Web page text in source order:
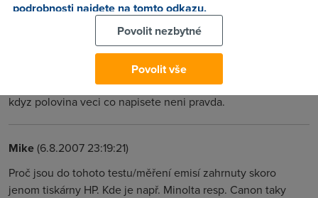
Plně svámi souhlasím.
(6.8.2007 10:29:30)
Pro autora: To by mne zajimalo kam na to vsechno chodite,
kdyz polovina veci co napisete neni pravda.
Mike(6.8.2007 23:19:21)
Proč jsou do tohoto testu/měření emisí zahrnuty skoro
jenom tiskárny HP. Kde je např. Minolta resp. Canon taky
podrobnosti najdete na tomto odkazu.
Povolit nezbytné
Povolit vše